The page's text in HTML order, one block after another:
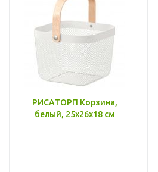
РИСАТОРП Корзина,
белый, 25x26x18 см